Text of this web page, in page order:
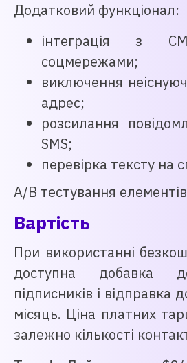
Додатковий функціонал:
інтеграція з
соцмережами;
виключення
адрес;
розсилання
SMS;
перевірка тексту на
A/B тестування
Вартість
При використанні
доступна добавка
підписників і відправка
місяць. Ціна платних
залежно кількості